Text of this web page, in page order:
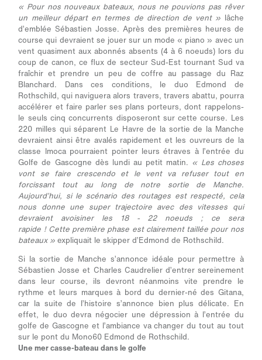
« Pour nos nouveaux bateaux, nous ne pouvions pas rêver
un meilleur départ en termes de direction de vent » lâche
d’emblée Sébastien Josse. Après des premières heures de
course qui devraient se jouer sur un mode « piano » avec un
vent quasiment aux abonnés absents (4 à 6 noeuds) lors du
coup de canon, ce flux de secteur Sud-Est tournant Sud va
fraîchir et prendre un peu de coffre au passage du Raz
Blanchard. Dans ces conditions, le duo Edmond de
Rothschild, qui naviguera alors travers, travers abattu, pourra
accélérer et faire parler ses plans porteurs, dont rappelons-
le seuls cinq concurrents disposeront sur cette course. Les
220 milles qui séparent Le Havre de la sortie de la Manche
devraient ainsi être avalés rapidement et les ouvreurs de la
classe Imoca pourraient pointer leurs étraves à l’entrée du
Golfe de Gascogne dès lundi au petit matin. « Les choses
vont se faire crescendo et le vent va refuser tout en
forcissant tout au long de notre sortie de Manche.
Aujourd’hui, si le scénario des routages est respecté, cela
nous donne une super trajectoire avec des vitesses qui
devraient avoisiner les 18 - 22 noeuds ; ce sera
rapide ! Cette première phase est clairement taillée pour nos
bateaux » expliquait le skipper d’Edmond de Rothschild.
Si la sortie de Manche s’annonce idéale pour permettre à
Sébastien Josse et Charles Caudrelier d’entrer sereinement
dans leur course, ils devront néanmoins vite prendre le
rythme et leurs marques à bord du dernier-né des Gitana,
car la suite de l’histoire s’annonce bien plus délicate. En
effet, le duo devra négocier une dépression à l’entrée du
golfe de Gascogne et l’ambiance va changer du tout au tout
sur le pont du Mono60 Edmond de Rothschild.
Une mer casse-bateau dans le golfe